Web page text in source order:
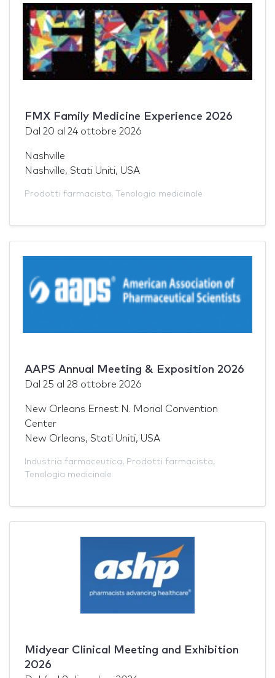
FMX Family Medicine Experience 2026
Dal 20 al 24 ottobre 2026
Nashville
Nashville, Stati Uniti, USA
Prodotti farmacista, Tenologia medicinale
AAPS Annual Meeting & Exposition 2026
Dal 25 al 28 ottobre 2026
New Orleans Ernest N. Morial Convention
Center
New Orleans, Stati Uniti, USA
Industria farmaceutica, Prodotti farmacista,
Tenologia medicinale
Midyear Clinical Meeting and Exhibition
2026